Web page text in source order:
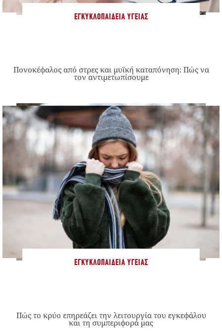
ΕΓΚΥΚΛΟΠΑΊΔΕΙΑ ΥΓΕΊΑΣ
Πονοκέφαλος από στρες και μυϊκή καταπόνηση: Πώς να
τον αντιμετωπίσουμε
ΕΓΚΥΚΛΟΠΑΊΔΕΙΑ ΥΓΕΊΑΣ
Πώς το κρύο επηρεάζει την λειτουργία του εγκεφάλου
και τη συμπεριφορά μας